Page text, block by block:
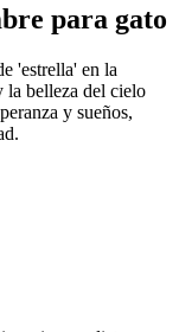
para gato
'estrella' en la
la belleza del cielo
y sueños,